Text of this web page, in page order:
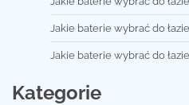
Jakie baterie wybrać do
Jakie baterie wybrać do
Kategorie